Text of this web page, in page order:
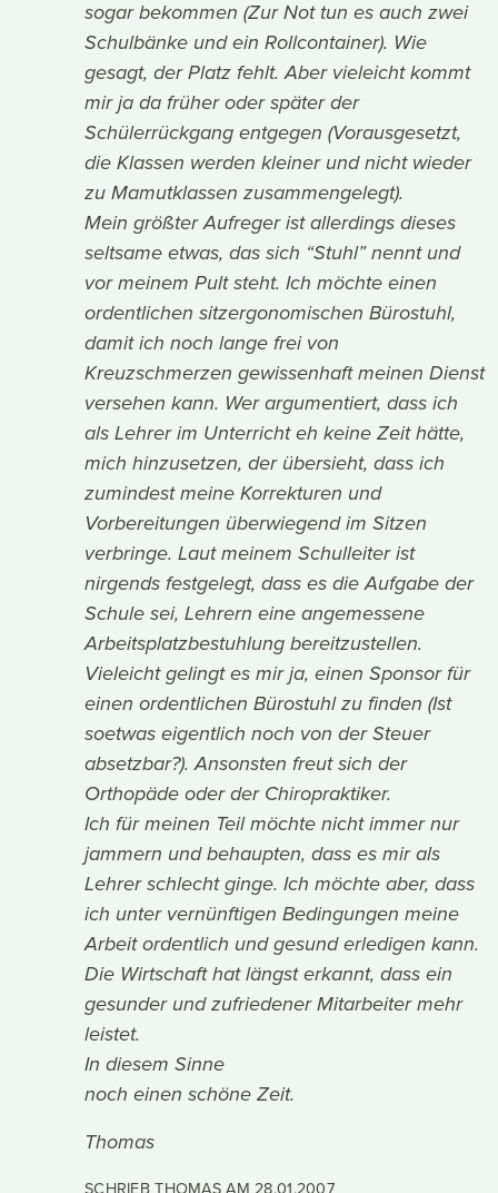
sogar bekommen (Zur Not tun es auch zwei
Schulbänke und ein Rollcontainer). Wie
gesagt, der Platz fehlt. Aber vieleicht kommt
mir ja da früher oder später der
Schülerrückgang entgegen (Vorausgesetzt,
die Klassen werden kleiner und nicht wieder
zu Mamutklassen zusammengelegt).
Mein größter Aufreger ist allerdings dieses
seltsame etwas, das sich “Stuhl” nennt und
vor meinem Pult steht. Ich möchte einen
ordentlichen sitzergonomischen Bürostuhl,
damit ich noch lange frei von
Kreuzschmerzen gewissenhaft meinen Dienst
versehen kann. Wer argumentiert, dass ich
als Lehrer im Unterricht eh keine Zeit hätte,
mich hinzusetzen, der übersieht, dass ich
zumindest meine Korrekturen und
Vorbereitungen überwiegend im Sitzen
verbringe. Laut meinem Schulleiter ist
nirgends festgelegt, dass es die Aufgabe der
Schule sei, Lehrern eine angemessene
Arbeitsplatzbestuhlung bereitzustellen.
Vieleicht gelingt es mir ja, einen Sponsor für
einen ordentlichen Bürostuhl zu finden (Ist
soetwas eigentlich noch von der Steuer
absetzbar?). Ansonsten freut sich der
Orthopäde oder der Chiropraktiker.
Ich für meinen Teil möchte nicht immer nur
jammern und behaupten, dass es mir als
Lehrer schlecht ginge. Ich möchte aber, dass
ich unter vernünftigen Bedingungen meine
Arbeit ordentlich und gesund erledigen kann.
Die Wirtschaft hat längst erkannt, dass ein
gesunder und zufriedener Mitarbeiter mehr
leistet.
In diesem Sinne
noch einen schöne Zeit.
Thomas